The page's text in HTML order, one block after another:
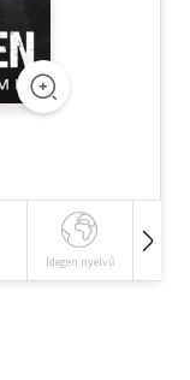
Idegen nyelvű